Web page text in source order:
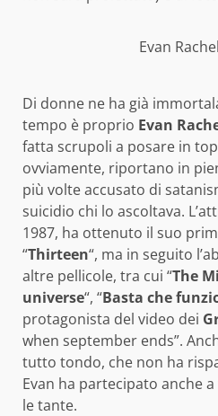
Evan
Di donne ne ha già
tempo è proprio Evan
fatta scrupoli a posare in
ovviamente, riportano in
più volte accusato di
suicidio chi lo ascoltava.
1987, ha ottenuto il suo
“Thirteen“, ma in seguito
altre pellicole, tra cui “The
universe“, “Basta che
protagonista del video dei
when september ends”.
tutto tondo, che non ha
Evan ha partecipato anche a
le tante.